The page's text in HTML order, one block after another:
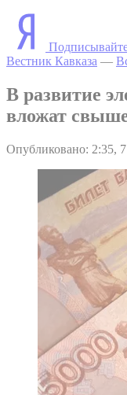
Вестник Кавказа —
В развитие
вложат
Опубликовано: 2:35,